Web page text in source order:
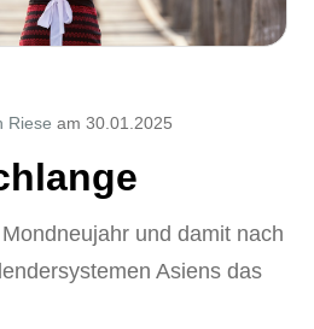
Riese am 30.01.2025
und damit nach
Asiens das